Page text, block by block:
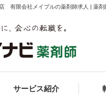
有限会社メイプルの薬剤師求人 | 薬剤
サービス紹介